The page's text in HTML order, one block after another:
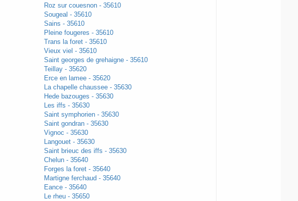
Roz sur couesnon - 35610
Sougeal - 35610
Sains - 35610
Pleine fougeres - 35610
Trans la foret - 35610
Vieux viel - 35610
Saint georges de grehaigne - 35610
Teillay - 35620
Erce en lamee - 35620
La chapelle chaussee - 35630
Hede bazouges - 35630
Les iffs - 35630
Saint symphorien - 35630
Saint gondran - 35630
Vignoc - 35630
Langouet - 35630
Saint brieuc des iffs - 35630
Chelun - 35640
Forges la foret - 35640
Martigne ferchaud - 35640
Eance - 35640
Le rheu - 35650